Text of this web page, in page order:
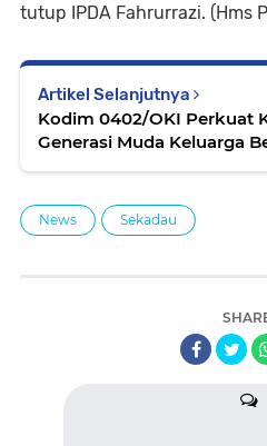
tutup IPDA Fahrurrazi. (Hms
Artikel Selanjutnya
Kodim 0402/OKI Perkuat
Generasi Muda Keluarga
News Sekadau